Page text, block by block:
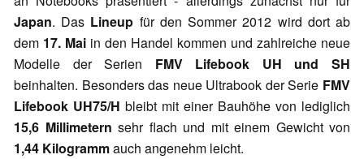
Japan. Das Lineup für den Sommer 2012 wird dort ab
dem 17. Mai in den Handel kommen und zahlreiche neue
Modelle der Serien FMV Lifebook UH und SH
beinhalten. Besonders das neue Ultrabook der Serie FMV
Lifebook UH75/H bleibt mit einer Bauhöhe von lediglich
15,6 Millimetern sehr flach und mit einem Gewicht von
1,44 Kilogrammauch angenehm leicht.